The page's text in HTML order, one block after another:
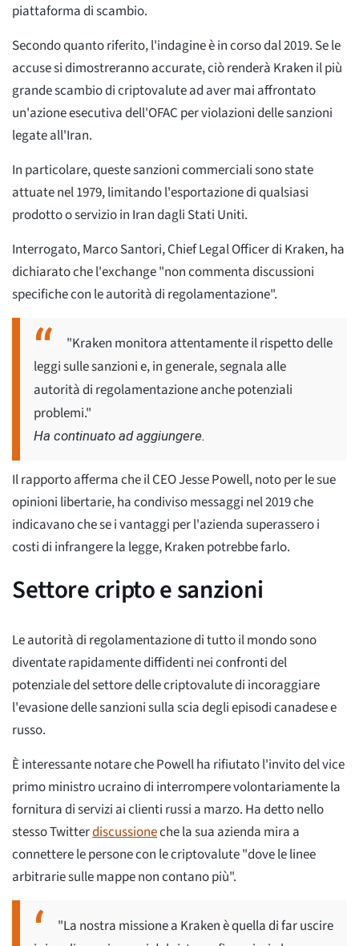
piattaforma di scambio.
Secondo quanto riferito, l'indagine è in corso dal 2019. Se le
accuse si dimostreranno accurate, ciò renderà Kraken il più
grande scambio di criptovalute ad aver mai affrontato
un'azione esecutiva dell'OFAC per violazioni delle sanzioni
legate all'Iran.
In particolare, queste sanzioni commerciali sono state
attuate nel 1979, limitando l'esportazione di qualsiasi
prodotto o servizio in Iran dagli Stati Uniti.
Interrogato, Marco Santori, Chief Legal Officer di Kraken, ha
dichiarato che l'exchange "non commenta discussioni
specifiche con le autorità di regolamentazione".
"Kraken monitora attentamente il rispetto delle
leggi sulle sanzioni e, in generale, segnala alle
autorità di regolamentazione anche potenziali
problemi."
Ha continuato ad aggiungere.
Il rapporto afferma che il CEO Jesse Powell, noto per le sue
opinioni libertarie, ha condiviso messaggi nel 2019 che
indicavano che se i vantaggi per l'azienda superassero i
costi di infrangere la legge, Kraken potrebbe farlo.
Settore cripto e sanzioni
Le autorità di regolamentazione di tutto il mondo sono
diventate rapidamente diffidenti nei confronti del
potenziale del settore delle criptovalute di incoraggiare
l'evasione delle sanzioni sulla scia degli episodi canadese e
russo.
È interessante notare che Powell ha rifiutato l'invito del vice
primo ministro ucraino di interrompere volontariamente la
fornitura di servizi ai clienti russi a marzo. Ha detto nello
stesso Twitterdiscussioneche la sua azienda mira a
connettere le persone con le criptovalute "dove le linee
arbitrarie sulle mappe non contano più".
"La nostra missione a Kraken è quella di far uscire